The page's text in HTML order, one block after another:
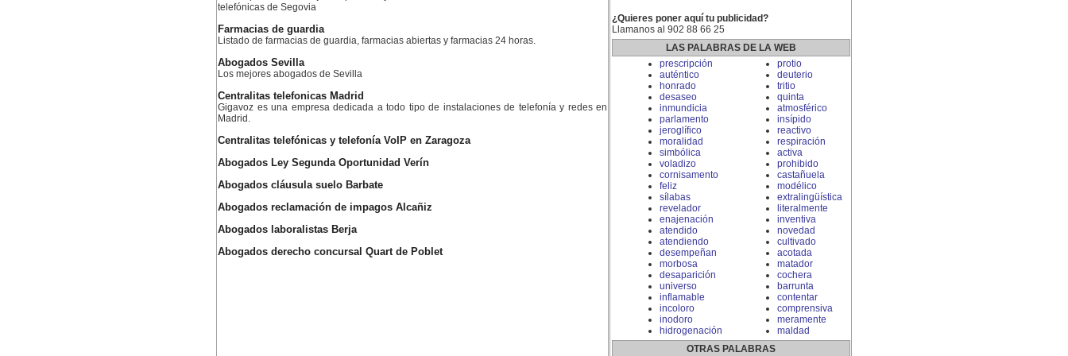
telefónicas de Segovia
Farmacias de guardia
Listado de farmacias de guardia, farmacias abiertas y farmacias 24 horas.
Abogados Sevilla
Los mejores abogados de Sevilla
Centralitas telefonicas Madrid
Gigavoz es una empresa dedicada a todo tipo de instalaciones de telefonía y redes en
Madrid.
Centralitas telefónicas y telefonía VoIP en Zaragoza
Abogados Ley Segunda Oportunidad Verín
Abogados cláusula suelo Barbate
Abogados reclamación de impagos Alcañiz
Abogados laboralistas Berja
Abogados derecho concursal Quart de Poblet
¿Quieres poner aquí tu publicidad?
Llamanos al 902 88 66 25
LAS PALABRAS DE LA WEB
prescripción
auténtico
honrado
desaseo
inmundicia
parlamento
jeroglífico
moralidad
simbólica
voladizo
cornisamento
feliz
sílabas
revelador
enajenación
atendido
atendiendo
desempeñan
morbosa
desaparición
universo
inflamable
incoloro
inodoro
hidrogenación
protio
deuterio
tritio
quinta
atmosférico
insípido
reactivo
respiración
activa
prohibido
castañuela
modélico
extralingüística
literalmente
inventiva
novedad
cultivado
acotada
matador
cochera
barrunta
contentar
comprensiva
meramente
maldad
OTRAS PALABRAS